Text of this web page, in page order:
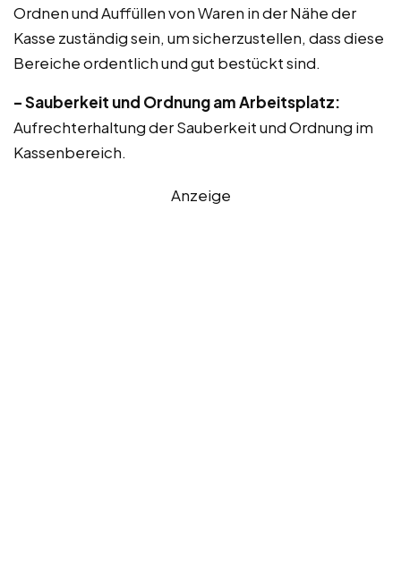
Ordnen und Auffüllen von Waren in der Nähe der
Kasse zuständig sein, um sicherzustellen, dass diese
Bereiche ordentlich und gut bestückt sind.
– Sauberkeit und Ordnung am Arbeitsplatz:
Aufrechterhaltung der Sauberkeit und Ordnung im
Kassenbereich.
Anzeige